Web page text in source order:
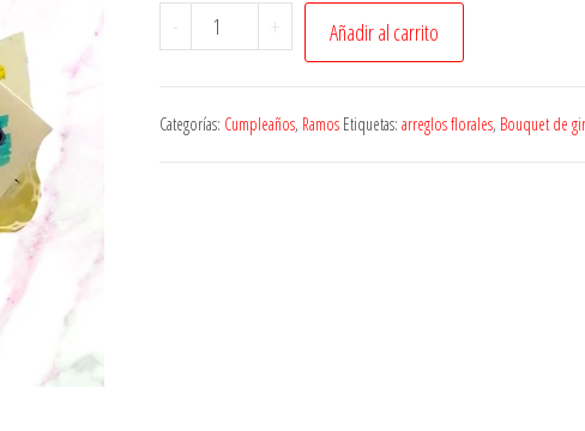
-
Bouquet
Girasol
Globo
+ Añadir al carrito
Categorías: Cumpleaños, Ramos Etiquetas: arreglos florales, Bouquet de